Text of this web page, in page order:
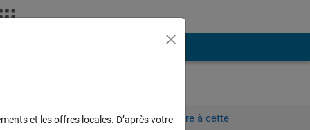
た
Connectez-vous pour répondre à cette
et les offres locales. D’après votre